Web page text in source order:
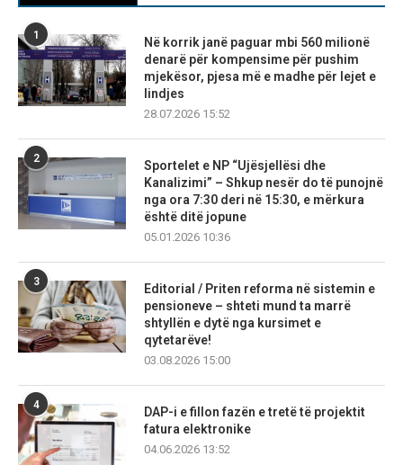
1
Në korrik janë paguar mbi 560 milionë
denarë për kompensime për pushim
mjekësor, pjesa më e madhe për lejet e
lindjes
28.07.2026 15:52
2
Sportelet e NP “Ujësjellësi dhe
Kanalizimi” – Shkup nesër do të punojnë
nga ora 7:30 deri në 15:30, e mërkura
është ditë jopune
05.01.2026 10:36
3
Editorial / Priten reforma në sistemin e
pensioneve – shteti mund ta marrë
shtyllën e dytë nga kursimet e
qytetarëve!
03.08.2026 15:00
4
DAP-i e fillon fazën e tretë të projektit
fatura elektronike
04.06.2026 13:52